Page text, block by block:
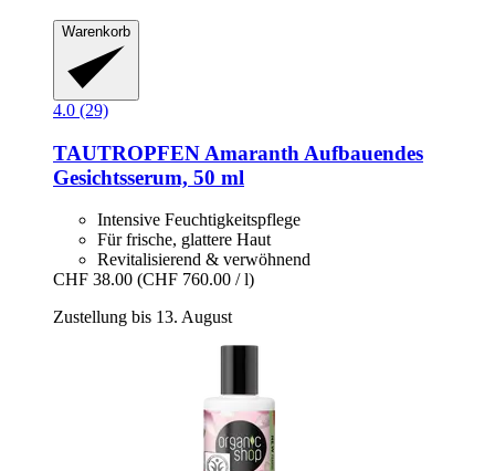
Warenkorb
4.0 (29)
TAUTROPFEN Amaranth Aufbauendes
Gesichtsserum, 50 ml
Intensive Feuchtigkeitspflege
Für frische, glattere Haut
Revitalisierend & verwöhnend
CHF 38.00 (CHF 760.00 / l)
Zustellung bis 13. August